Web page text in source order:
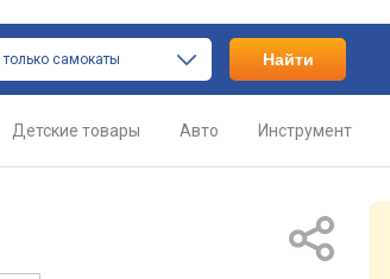
только самокаты Найти
Детские товары Авто Инструмент